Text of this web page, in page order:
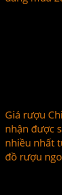
Giá rượu
nhận được
nhiều nhất
đồ rượu